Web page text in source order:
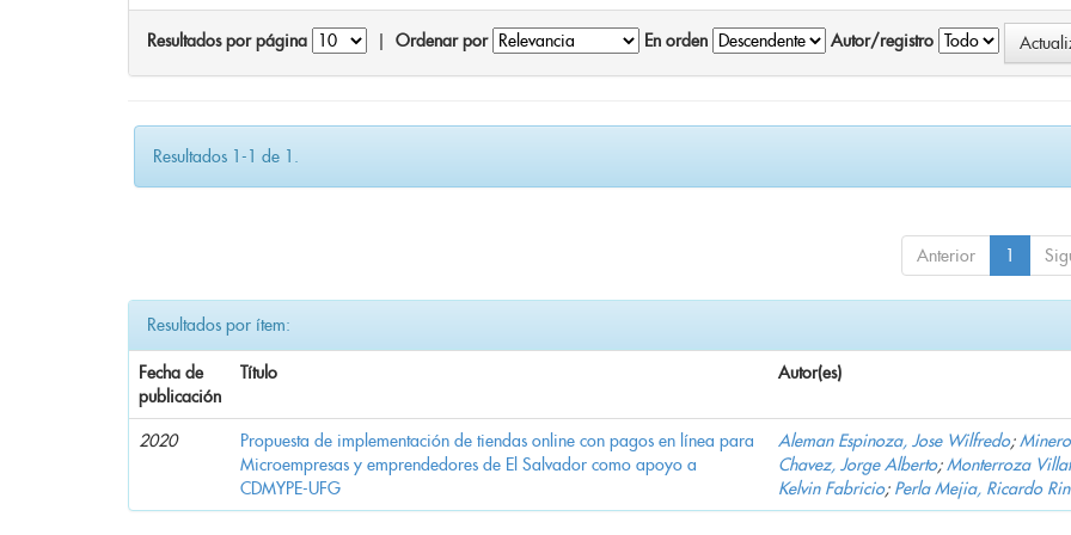
Resultados por página Ordenar por En orden Autor/registro
Resultados 1-1 de 1.
Anterior 1
Resultados por ítem:
Fecha de
publicación
Título Autor(es)
2020
Propuesta de implementación de tiendas online con pagos en línea para
Microempresas y emprendedores de El Salvador como apoyo a
CDMYPE-UFG
Aleman Espinoza, Jose Wilfredo;Minero
Chavez, Jorge Alberto;Monterroza
Kelvin Fabricio; Perla Mejia, Ricardo